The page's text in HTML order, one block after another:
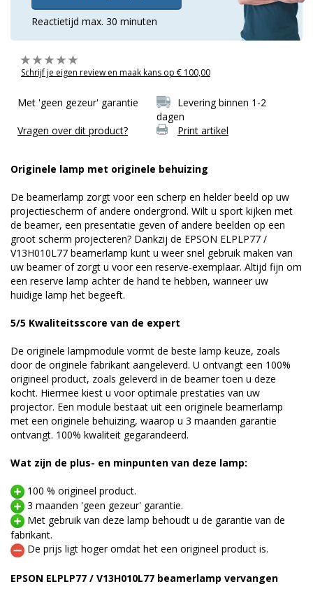
Reactietijd max. 30 minuten
Schrijf je eigen review en maak kans op € 100,00
Met 'geen gezeur' garantie
Levering binnen 1-2
dagen
Vragen over dit product?
Print artikel
Originele lamp met originele behuizing
De beamerlamp zorgt voor een scherp en helder beeld op uw
projectiescherm of andere ondergrond. Wilt u sport kijken met
de beamer, een presentatie geven of andere beelden op een
groot scherm projecteren? Dankzij de EPSON ELPLP77 /
V13H010L77 beamerlamp kunt u weer snel gebruik maken van
uw beamer of zorgt u voor een reserve-exemplaar. Altijd fijn om
een reserve lamp achter de hand te hebben, wanneer uw
huidige lamp het begeeft.
5/5 Kwaliteitsscore van de expert
De originele lampmodule vormt de beste lamp keuze, zoals
door de originele fabrikant aangeleverd. U ontvangt een 100%
origineel product, zoals geleverd in de beamer toen u deze
kocht. Hiermee kiest u voor optimale prestaties van uw
projector. Een module bestaat uit een originele beamerlamp
met een originele behuizing, waarop u 3 maanden garantie
ontvangt. 100% kwaliteit gegarandeerd.
Wat zijn de plus- en minpunten van deze lamp:
100 % origineel product.
3 maanden 'geen gezeur' garantie.
Met gebruik van deze lamp behoudt u de garantie van de
fabrikant.
De prijs ligt hoger omdat het een origineel product is.
EPSON ELPLP77 / V13H010L77 beamerlamp vervangen